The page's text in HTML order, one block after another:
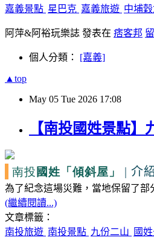
嘉義景點 星巴克 嘉義旅遊 中埔
阿萍&阿裕玩樂誌 發表在 痞客邦
個人分類： [嘉義]
▲top
May 05 Tue 2026 17:08
【南投國姓景點
南投國姓 「傾斜屋」 | 介
為了紀念這場災難，當地保留了部
(繼續閱讀...)
文章標籤：
南投旅遊 南投景點 九份二山 國